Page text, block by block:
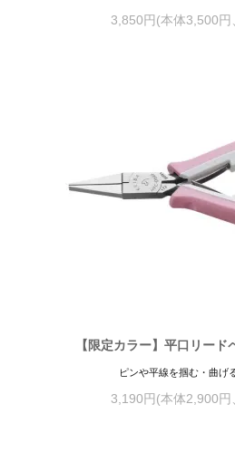
3,850円(本体3,500円
【限定カラー】平口リー
ピンや平線を掴む・曲げ
3,190円(本体2,900円